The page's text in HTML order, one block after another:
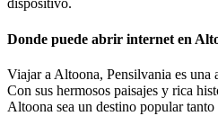
dispositivo.
Donde puede abrir internet en
Viajar a Altoona, Pensilvania es una
Con sus hermosos paisajes y rica
Altoona sea un destino popular